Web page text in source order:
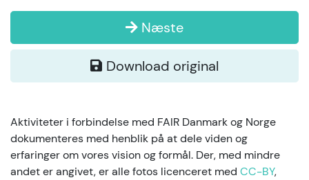
Næste
Download original
Aktiviteter i forbindelse med FAIR Danmark og Norge
dokumenteres med henblik på at dele viden og
erfaringer om vores vision og formål. Der, med mindre
andet er angivet, er alle fotos licenceret med CC-BY,